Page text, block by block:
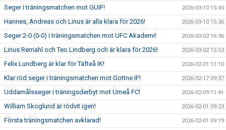
Seger i träningsmatchen mot GUIF! 2026-03-10 15:45
Hannes, Andreas och Linus är alla klara för 2026! 2026-03-10 15:36
Seger 2-0 (0-0) i träningsmatchen mot UFC Akademi! 2026-03-02 16:36
Linus Remahl och Teo Lindberg och är klara för 2026! 2026-03-02 15:53
Felix Lundberg är klar för Täfteå IK! 2026-02-21 11:10
Klar röd seger i träningsmatchen mot Gottne IF! 2026-02-17 09:37
Uddamålsseger i träningsderbyt mot Umeå FC! 2026-02-09 11:41
William Skoglund är rödvit igen! 2026-02-01 09:23
Första träningsmatchen avklarad! 2026-02-01 09:19